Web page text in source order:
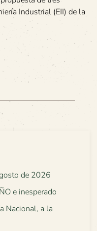
Industrial (EII) de la
de 2026
e inesperado
Nacional, a la